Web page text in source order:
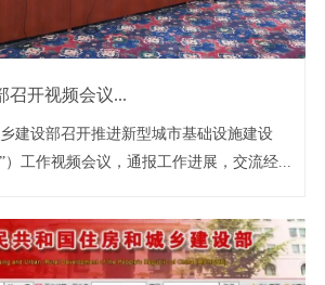
召开视频会议...
建设部召开推进新型城市基础设施建设
）工作视频会议，通报工作进展，交流经...